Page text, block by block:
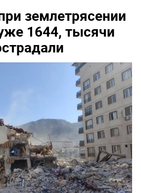
землетрясении
1644, тысячи